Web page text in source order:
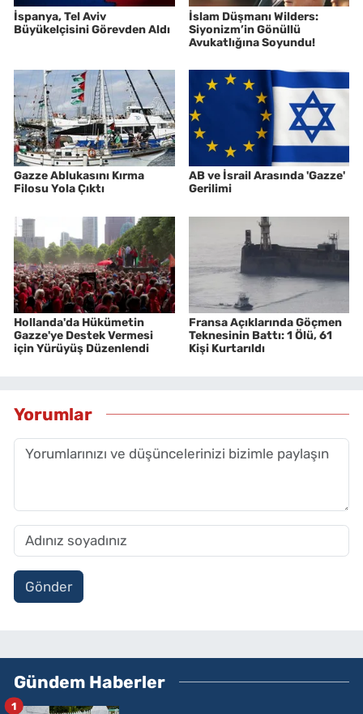
İspanya, Tel Aviv
Büyükelçisini Görevden Aldı
İslam Düşmanı Wilders:
Siyonizm’in Gönüllü
Avukatlığına Soyundu!
Gazze Ablukasını Kırma
Filosu Yola Çıktı
AB ve İsrail Arasında 'Gazze'
Gerilimi
Hollanda'da Hükümetin
Gazze'ye Destek Vermesi
için Yürüyüş Düzenlendi
Fransa Açıklarında Göçmen
Teknesinin Battı: 1 Ölü, 61
Kişi Kurtarıldı
Yorumlar
Gönder
Gündem Haberler
1